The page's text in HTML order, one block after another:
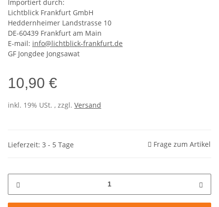
Importiert durch:
Lichtblick Frankfurt GmbH
Heddernheimer Landstrasse 10
DE-60439 Frankfurt am Main
E-mail: info@lichtblick-frankfurt.de
GF Jongdee Jongsawat
10,90 €
inkl. 19% USt. , zzgl. Versand
Lieferzeit: 3 - 5 Tage Frage zum Artikel